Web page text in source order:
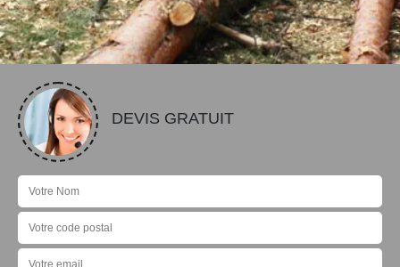
DEVIS GRATUIT